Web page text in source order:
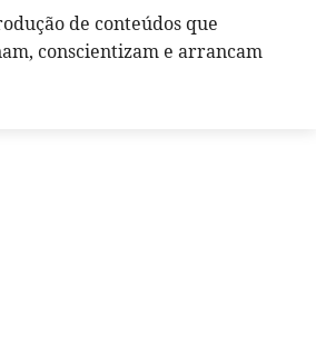
de conteúdos que
conscientizam e arrancam